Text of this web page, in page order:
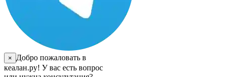
×
Добро пожаловать в
кеалан.ру! У вас есть вопрос